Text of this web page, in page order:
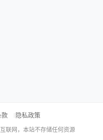
款 隐私政策
联网，本站不存储任何资源